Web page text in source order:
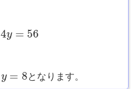
4y = 56
y = 8となります。